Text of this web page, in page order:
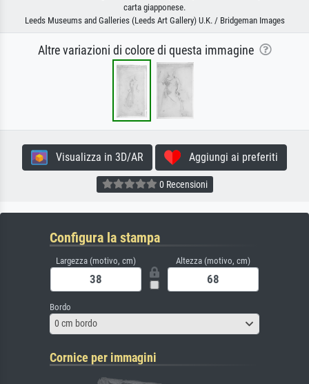
carta giapponese.
Leeds Museums and Galleries (Leeds Art Gallery) U.K. / Bridgeman Images
Altre variazioni di colore di questa immagine
Visualizza in 3D/AR Aggiungi ai preferiti
0 Recensioni
Configura la stampa
Largezza (motivo, cm) Altezza (motivo, cm)
Bordo
0 cm bordo
Cornice per immagini